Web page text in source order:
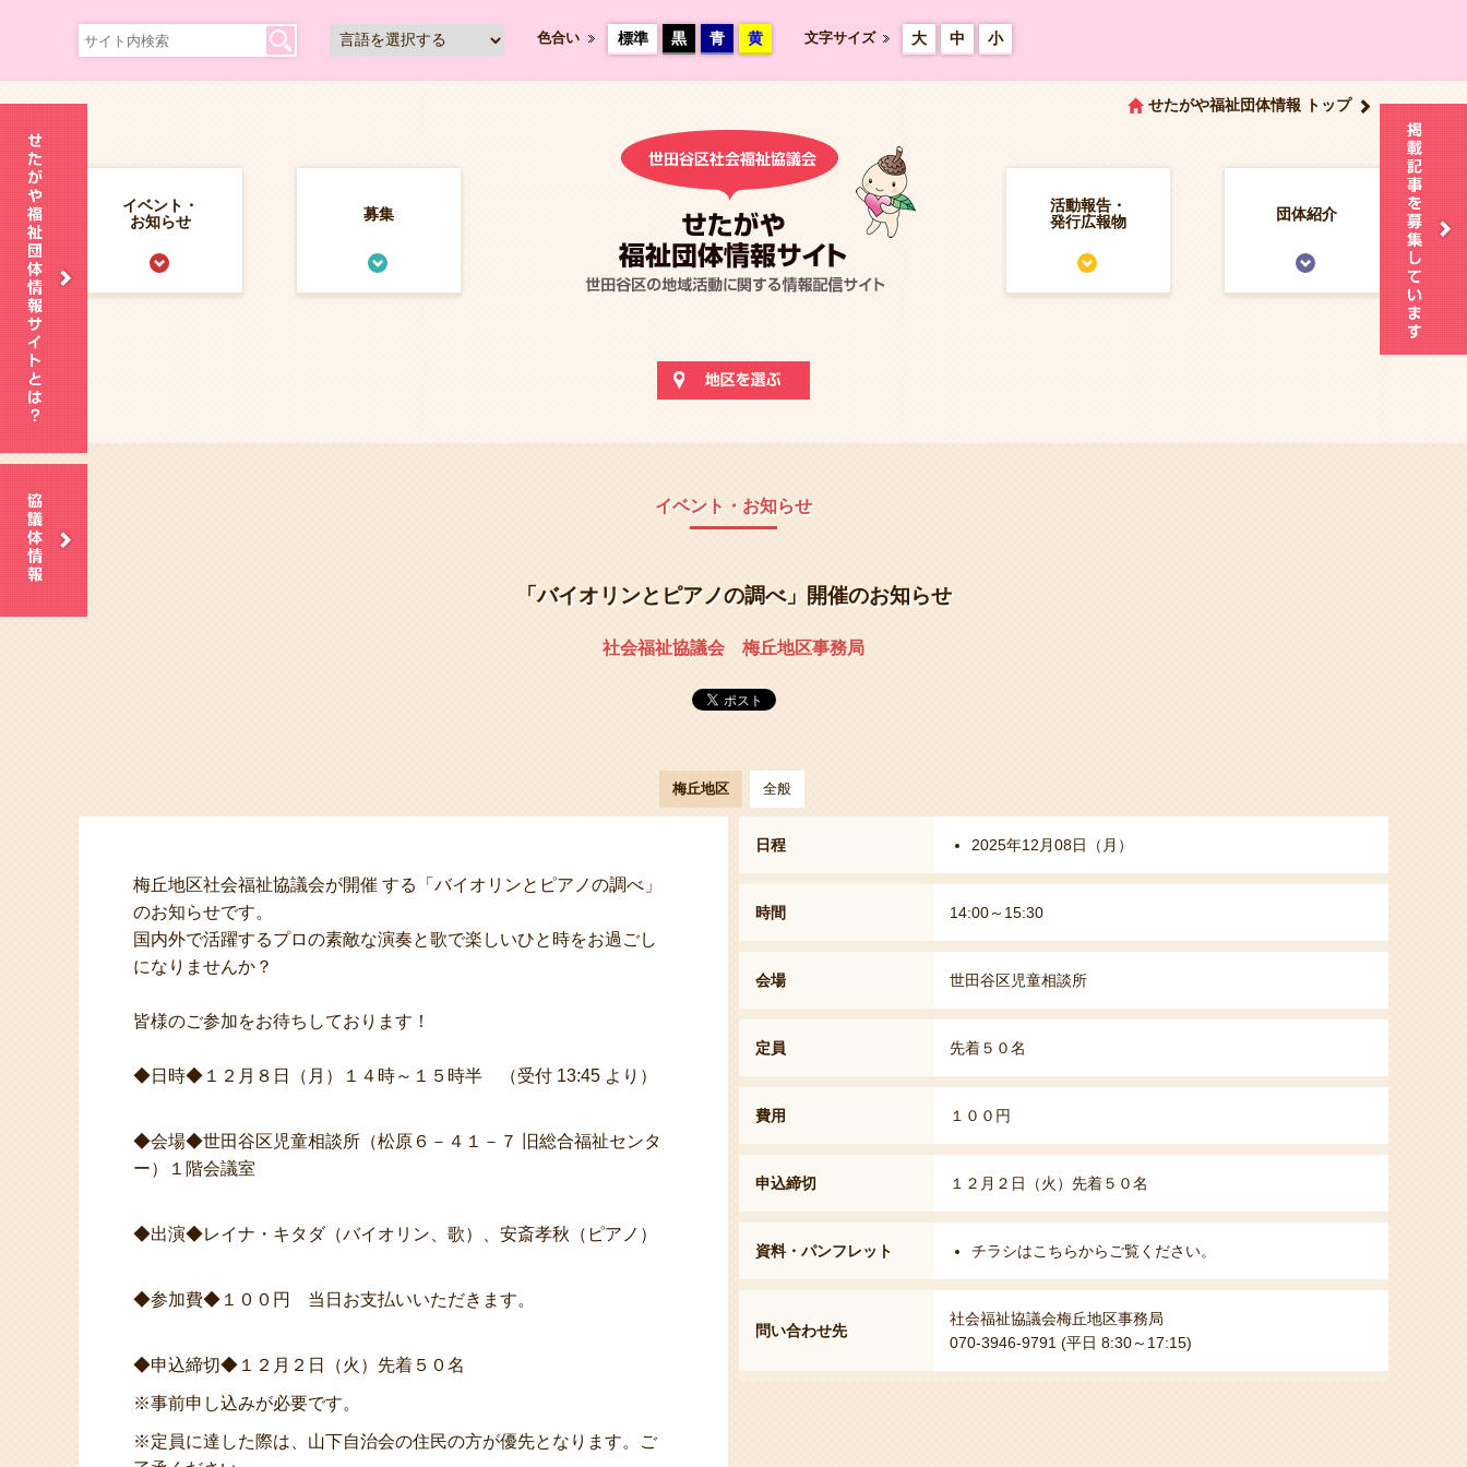
色合い 標準 黒 青 黄 文字サイズ 大 中 小
イベント・
お知らせ
募集
活動報告・
発行広報物
団体紹介
せたがや福祉団体情報 トップ
イベント・お知らせ
「バイオリンとピアノの調べ」開催のお知らせ
社会福祉協議会 梅丘地区事務局
梅丘地区 全般
梅丘地区社会福祉協議会が開催 する「バイオリンとピアノの調べ」
のお知らせです。
国内外で活躍するプロの素敵な演奏と歌で楽しいひと時をお過ごし
になりませんか？
皆様のご参加をお待ちしております！
◆日時◆１２月８日（月）１４時～１５時半 （受付 13:45 より）
◆会場◆世田谷区児童相談所（松原６－４１－７ 旧総合福祉センタ
ー）１階会議室
◆出演◆レイナ・キタダ（バイオリン、歌）、安斎孝秋（ピアノ）
◆参加費◆１００円 当日お支払いいただきます。
◆申込締切◆１２月２日（火）先着５０名
※事前申し込みが必要です。
※定員に達した際は、山下自治会の住民の方が優先となります。ご
日程 2025年12月08日（月）
時間 14:00～15:30
会場 世田谷区児童相談所
定員 先着５０名
費用 １００円
申込締切 １２月２日（火）先着５０名
資料・パンフレット チラシはこちらからご覧ください。
問い合わせ先
社会福祉協議会梅丘地区事務局
070-3946-9791 (平日 8:30～17:15)